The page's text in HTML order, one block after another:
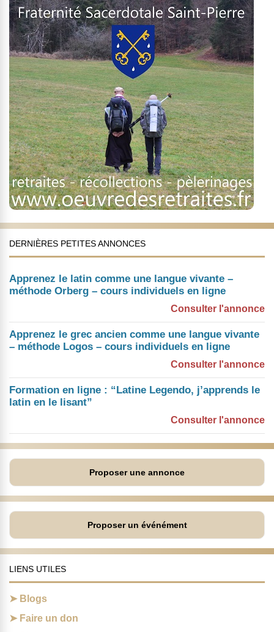
DERNIÈRES PETITES ANNONCES
Apprenez le latin comme une langue vivante –
méthode Orberg – cours individuels en ligne
Consulter l'annonce
Apprenez le grec ancien comme une langue vivante
– méthode Logos – cours individuels en ligne
Consulter l'annonce
Formation en ligne : “Latine Legendo, j’apprends le
latin en le lisant”
Consulter l'annonce
Proposer une annonce
Proposer un événément
LIENS UTILES
Blogs
Faire un don